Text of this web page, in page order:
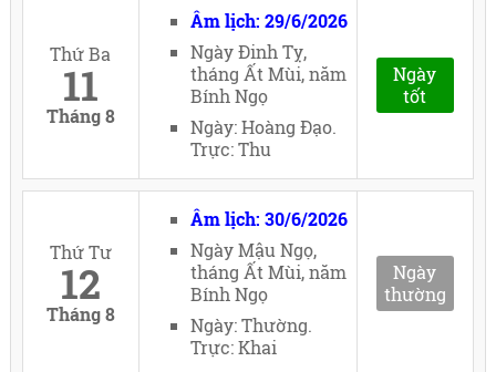
Thứ Ba
11
Tháng 8
Âm lịch: 29/6/2026
Ngày Đinh Tỵ,
tháng Ất Mùi, năm
Bính Ngọ
Ngày: Hoàng Đạo.
Trực: Thu
Ngày
tốt
Thứ Tư
12
Tháng 8
Âm lịch: 30/6/2026
Ngày Mậu Ngọ,
tháng Ất Mùi, năm
Bính Ngọ
Ngày: Thường.
Trực: Khai
Ngày
thường